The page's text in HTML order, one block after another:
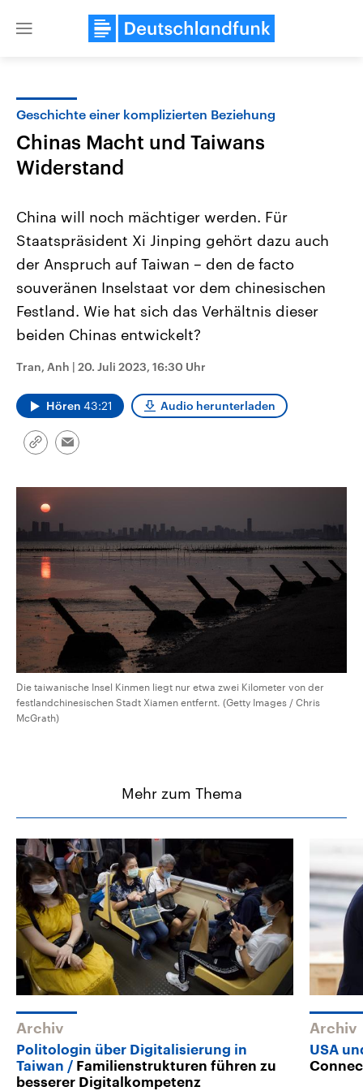
Close
Landtagswahl Sachsen-Anhalt
2026
Alle Informationen
September 2026 einen neuen
Bundesland von einer Koalition aus
CDU, SPD und FDP regiert.-
Wahlprogramme, aktuelle Berichte
und Hintergründe zu den Parteien
Wahl.
USA
Aktuelle Beiträge,
Hintergründe
Sendungen Programm Podcasts
Audio-Archiv
Geschichte einer komplizierten Beziehung
Chinas Macht und Taiwans
Widerstand
China will noch mächtiger werden. Für
Staatspräsident Xi Jinping gehört dazu auch
der Anspruch auf Taiwan – den de facto
souveränen Inselstaat vor dem chinesischen
Festland. Wie hat sich das Verhältnis dieser
beiden Chinas entwickelt?
Tran, Anh | 20. Juli 2023, 16:30 Uhr
Hören 43:21 Audio herunterladen
Link
Email
Die taiwanische Insel Kinmen liegt nur etwa zwei Kilometer von der
festlandchinesischen Stadt Xiamen entfernt. (Getty Images / Chris
McGrath)
Mehr zum Thema
Archiv
Politologin über Digitalisierung in
Taiwan
Familienstrukturen führen zu
besserer Digitalkompetenz
Archiv
USA